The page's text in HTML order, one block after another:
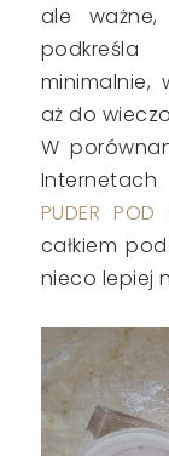
ale
minimalnie,
aż do
W
PUDER POD
całkiem
nieco lepiej